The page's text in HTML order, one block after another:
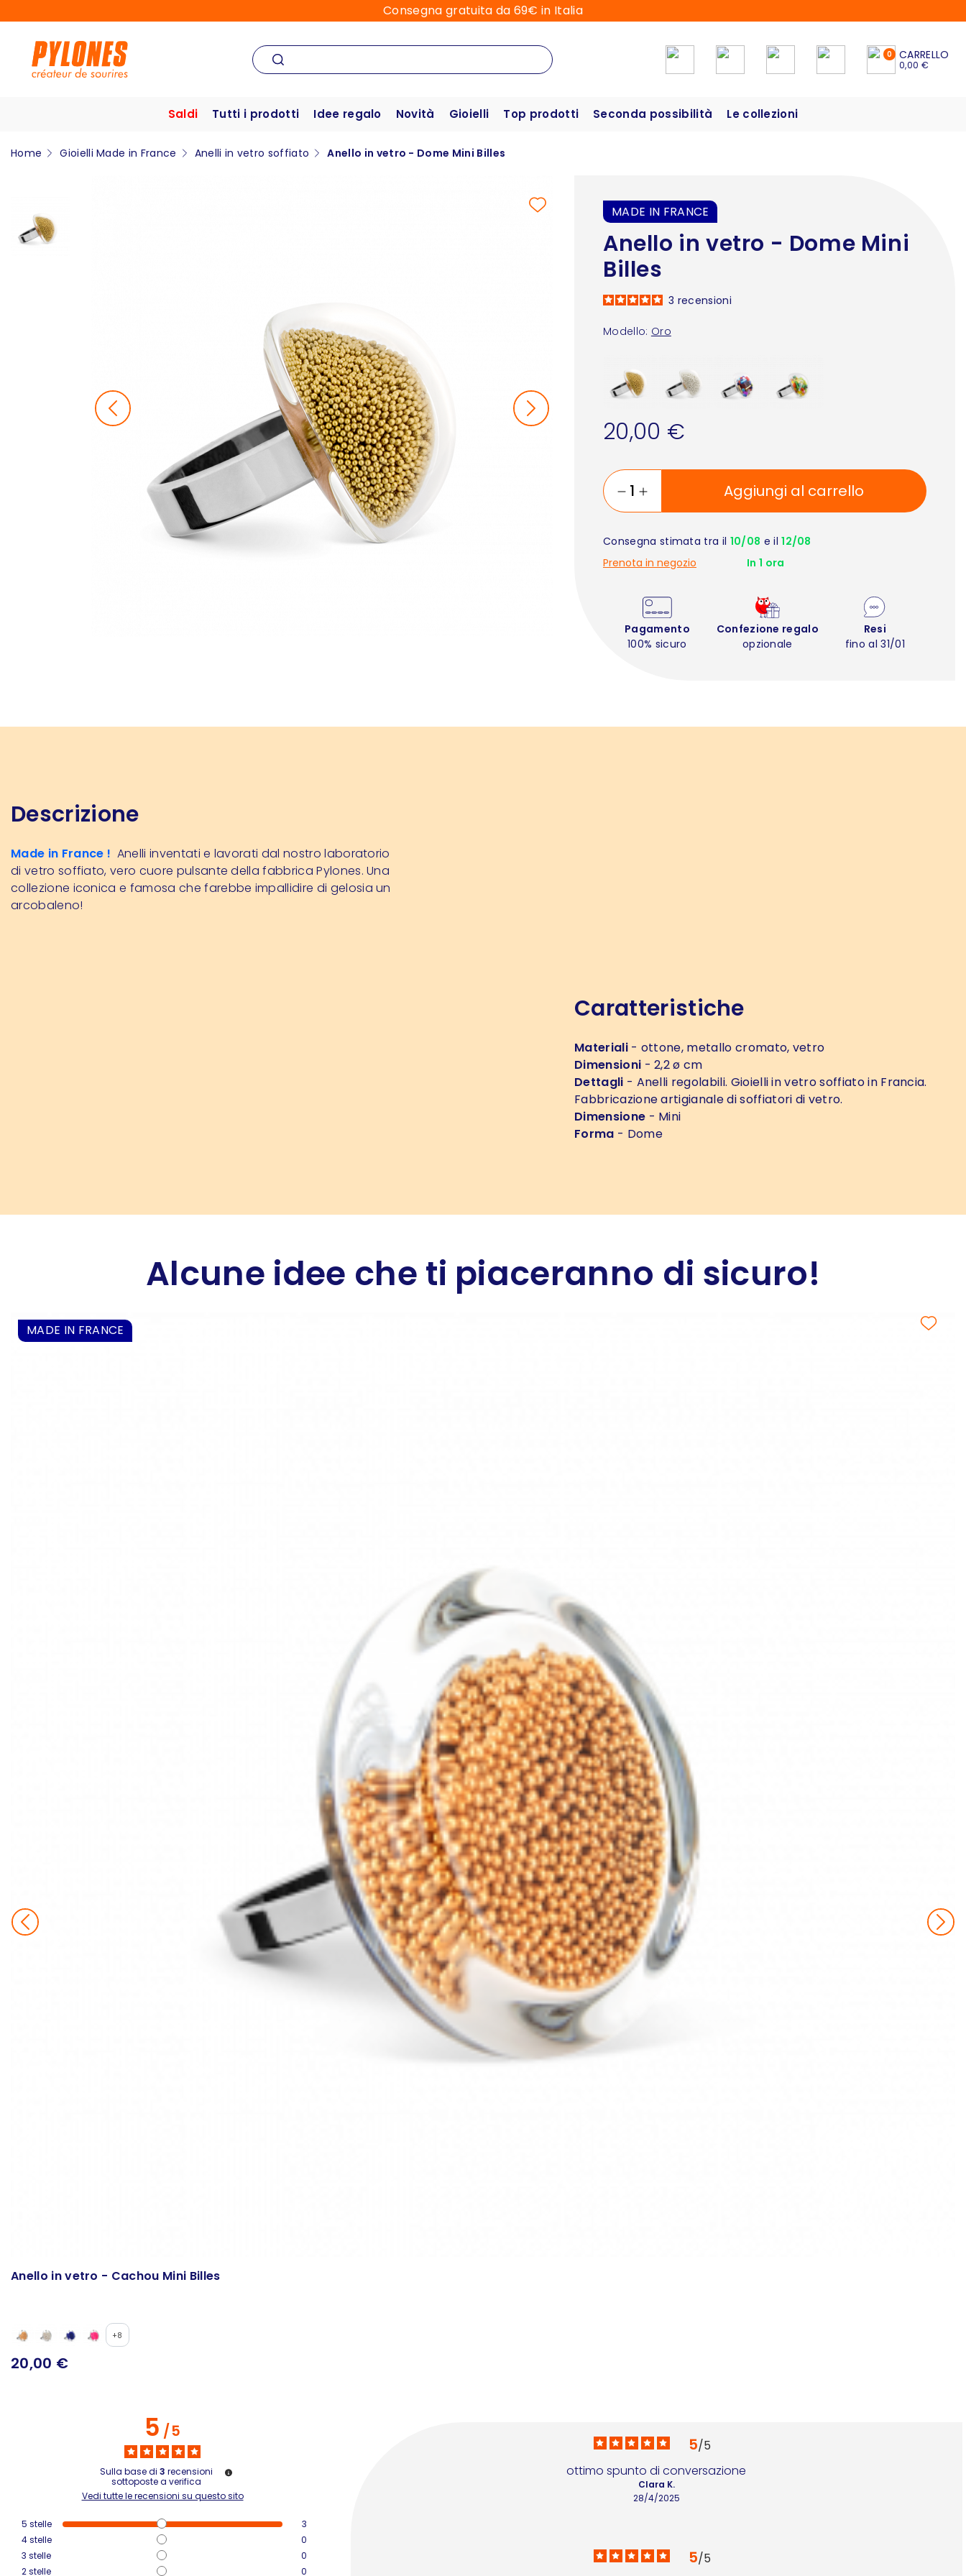
Consegna gratuita da 69€ in Italia
0 CARRELLO
0,00 €
Saldi Tutti i prodotti Idee regalo Novità Gioielli Top prodotti Seconda possibilità Le collezioni
Home Gioielli Made in France Anelli in vetro soffiato Anello in vetro - Dome Mini Billes
MADE IN FRANCE
Anello in vetro - Dome Mini
Billes
Modello: Oro
3 recensioni
20,00 €
Aggiungi al carrello
Consegna stimata tra il 10/08 e il12/08
Prenota in negozio
In 1 ora
Pagamento
100% sicuro
Confezione regalo
opzionale
Resi
fino al 31/01
Descrizione
Made in France ! Anelli inventati e lavorati dal nostro laboratorio
di vetro soffiato, vero cuore pulsante della fabbrica Pylones. Una
collezione iconica e famosa che farebbe impallidire di gelosia un
arcobaleno!
Caratteristiche
Materiali- ottone, metallo cromato, vetro
Dimensioni - 2,2 ø cm
Dettagli - Anelli regolabili. Gioielli in vetro soffiato in Francia.
Fabbricazione artigianale di soffiatori di vetro.
Dimensione - Mini
Forma - Dome
Alcune idee che ti piaceranno di sicuro!
MADE IN FRANCE
Anello in vetro - Cachou Mini Billes
+8
20,00 €
5/5
Sulla base di 3 recensioni
sottoposte a verifica
Vedi tutte le recensioni su questo sito
5 stelle
3
4stelle
0
3 stelle
0
2stelle 0
5/5
ottimo spunto di conversazione
28/4/2025
Clara K.
5/5